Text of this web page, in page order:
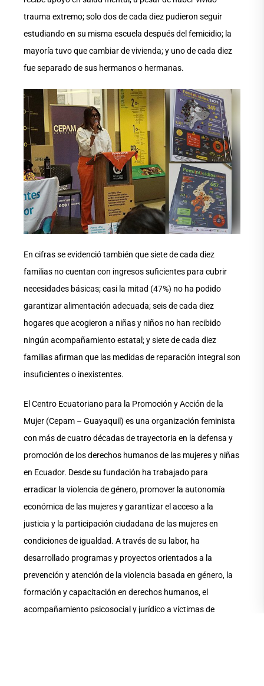
trauma extremo; solo dos de cada diez pudieron seguir
estudiando en su misma escuela después del femicidio; la
mayoría tuvo que cambiar de vivienda; y uno de cada diez
fue separado de sus hermanos o hermanas.
En cifras se evidenció también que siete de cada diez
familias no cuentan con ingresos suficientes para cubrir
necesidades básicas; casi la mitad (47%) no ha podido
garantizar alimentación adecuada; seis de cada diez
hogares que acogieron a niñas y niños no han recibido
ningún acompañamiento estatal; y siete de cada diez
familias afirman que las medidas de reparación integral son
insuficientes o inexistentes.
El Centro Ecuatoriano para la Promoción y Acción de la
Mujer (Cepam – Guayaquil) es una organización feminista
con más de cuatro décadas de trayectoria en la defensa y
promoción de los derechos humanos de las mujeres y niñas
en Ecuador. Desde su fundación ha trabajado para
erradicar la violencia de género, promover la autonomía
económica de las mujeres y garantizar el acceso a la
justicia y la participación ciudadana de las mujeres en
condiciones de igualdad. A través de su labor, ha
desarrollado programas y proyectos orientados a la
prevención y atención de la violencia basada en género, la
formación y capacitación en derechos humanos, el
acompañamiento psicosocial y jurídico a víctimas de